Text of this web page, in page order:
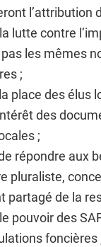
l’attribution
lutte contre
les mêmes
;
place des élus
des
;
répondre aux
pluraliste,
partagé de la
pouvoir des
foncières